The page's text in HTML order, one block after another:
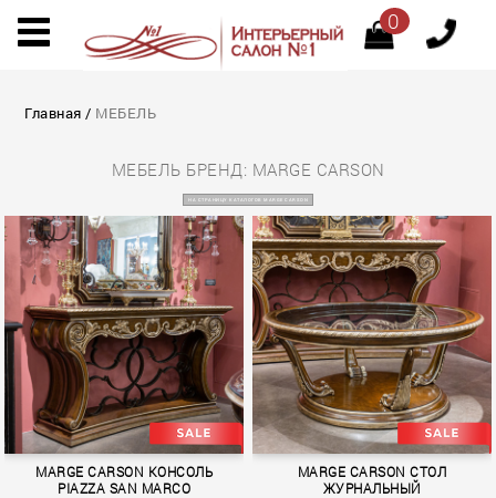
0
Главная / МЕБЕЛЬ
МЕБЕЛЬ БРЕНД: MARGE CARSON
НА СТРАНИЦУ КАТАЛОГОВ MARGE CARSON
MARGE CARSON КОНСОЛЬ
PIAZZA SAN MARCO
MARGE CARSON СТОЛ
ЖУРНАЛЬНЫЙ